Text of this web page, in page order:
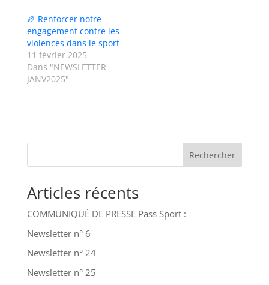
🏉 Renforcer notre
engagement contre les
violences dans le sport
11 février 2025
Dans "NEWSLETTER-
JANV2025"
Rechercher
Articles récents
COMMUNIQUÉ DE PRESSE Pass Sport :
Newsletter n° 6
Newsletter n° 24
Newsletter n° 25